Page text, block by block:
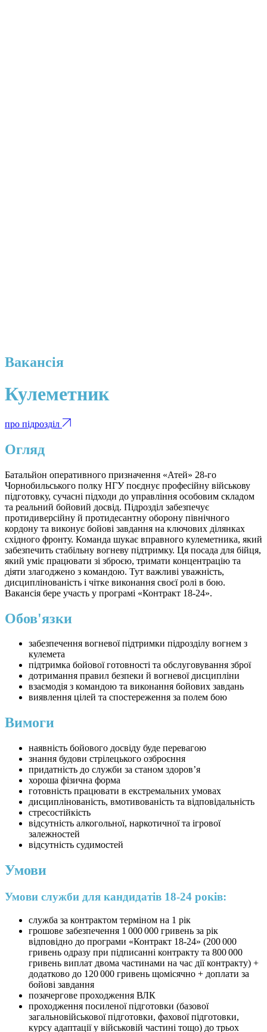
Вакансія
Кулеметник
про підрозділ
Огляд
Батальйон оперативного призначення «Атей» 28-го
Чорнобильського полку НГУ поєднує професійну військову
підготовку, сучасні підходи до управління особовим складом
та реальний бойовий досвід. Підрозділ забезпечує
протидиверсійну й протидесантну оборону північного
кордону та виконує бойові завдання на ключових ділянках
східного фронту. Команда шукає вправного кулеметника, який
забезпечить стабільну вогневу підтримку. Ця посада для бійця,
який уміє працювати зі зброєю, тримати концентрацію та
діяти злагоджено з командою. Тут важливі уважність,
дисциплінованість і чітке виконання своєї ролі в бою.
Вакансія бере участь у програмі «Контракт 18-24».
Обов'язки
забезпечення вогневої підтримки підрозділу вогнем з
кулемета
підтримка бойової готовності та обслуговування зброї
дотримання правил безпеки й вогневої дисципліни
взаємодія з командою та виконання бойових завдань
виявлення цілей та спостереження за полем бою
Вимоги
наявність бойового досвіду буде перевагою
знання будови стрілецького озброєння
придатність до служби за станом здоров’я
хороша фізична форма
готовність працювати в екстремальних умовах
дисциплінованість, вмотивованість та відповідальність
стресостійкість
відсутність алкогольної, наркотичної та ігрової
залежностей
відсутність судимостей
Умови
Умови служби для кандидатів 18-24 років:
служба за контрактом терміном на 1 рік
грошове забезпечення 1 000 000 гривень за рік
відповідно до програми «Контракт 18-24» (200 000
гривень одразу при підписанні контракту та 800 000
гривень виплат двома частинами на час дії контракту) +
додатково до 120 000 гривень щомісячно + доплати за
бойові завдання
позачергове проходження ВЛК
проходження посиленої підготовки (базової
загальновійськової підготовки, фахової підготовки,
курсу адаптації у військовій частині тощо) до трьох